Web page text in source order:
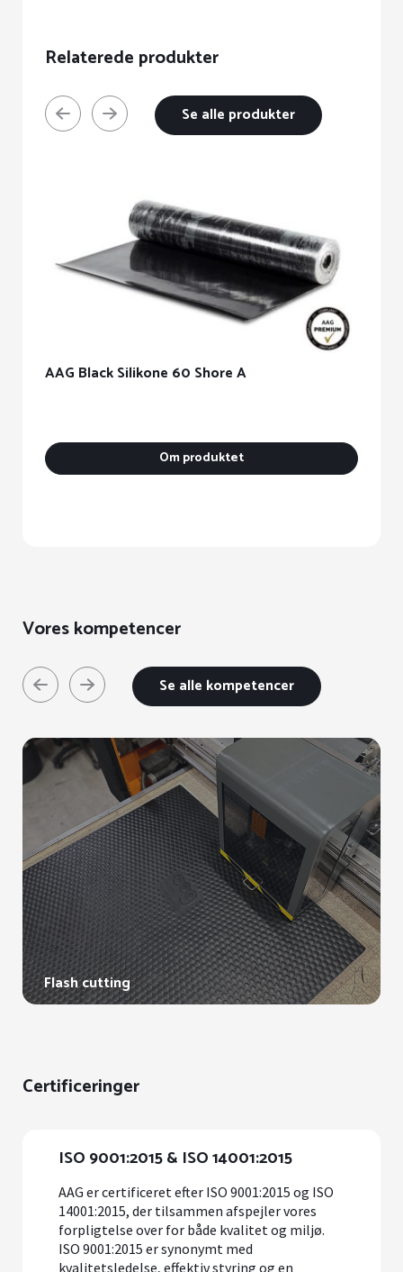
Relaterede produkter
Se alle produkter
AAG Black Silikone 60 Shore A
Om produktet
Vores kompetencer
Se alle kompetencer
Flash cutting
Certificeringer
ISO 9001:2015 & ISO 14001:2015
AAG er certificeret efter ISO 9001:2015 og ISO
14001:2015, der tilsammen afspejler vores
forpligtelse over for både kvalitet og miljø.
ISO 9001:2015 er synonymt med
kvalitetsledelse, effektiv styring og en